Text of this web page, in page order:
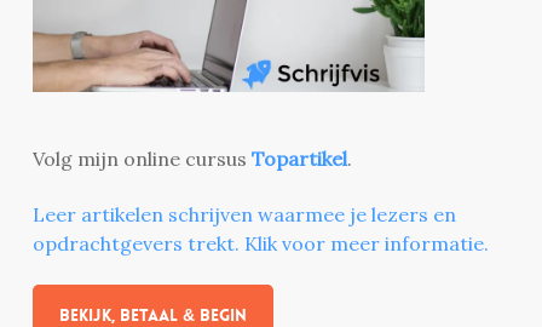
Volg mijn online cursus Topartikel.
Leer artikelen schrijven waarmee je lezers en
opdrachtgevers trekt. Klik voor meer informatie.
Bekijk, betaal & begin